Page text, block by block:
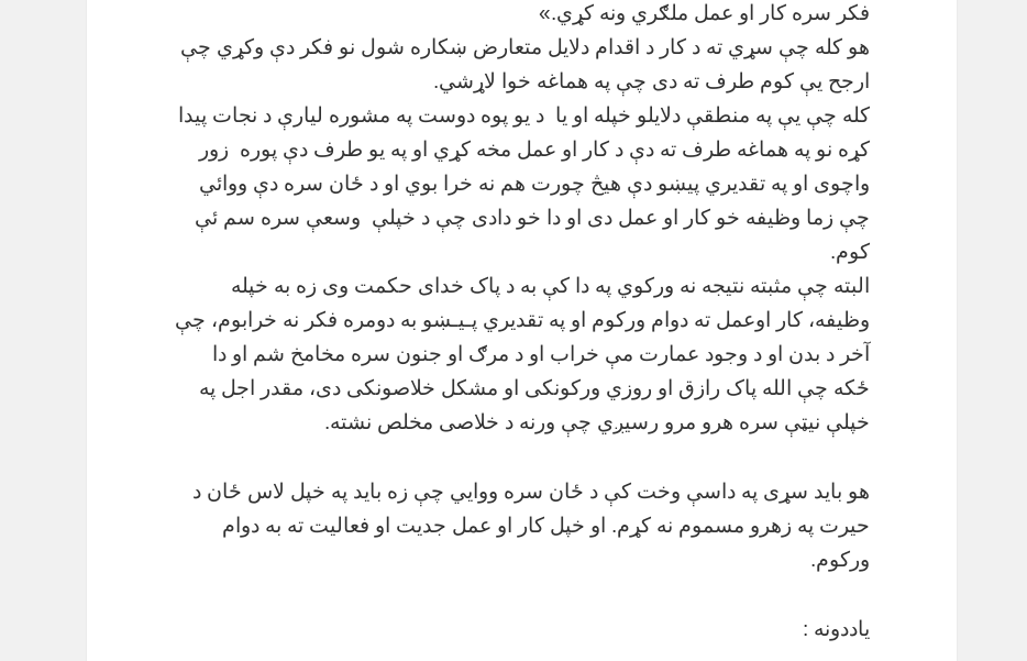
فکر سره کار او عمل ملګري ونه کړي.»
هو کله چې سړي ته د کار د اقدام دلایل متعارض ښکاره شول نو فکر دې وکړي چې
ارجح یې کوم طرف ته دی چې په هماغه خوا لاړشي.
کله چې یې په منطقې دلایلو خپله او یا د یو پوه دوست په مشوره لیارې د نجات پیدا
کړه نو په هماغه طرف ته دې د کار او عمل مخه کړي او په یو طرف دې پوره زور
واچوی او په تقدیري پیښو دې هیڅ چورت هم نه خرا بوي او د ځان سره دې ووائي
چې زما وظیفه خو کار او عمل دی او دا خو دادی چې د خپلې وسعې سره سم ئې
کوم.
البته چې مثبته نتیجه نه ورکوي په دا کې به د پاک خدای حکمت وی زه به خپله
وظیفه، کار اوعمل ته دوام ورکوم او په تقدیري پـیـښو به دومره فکر نه خرابوم، چې
آخر د بدن او د وجود عمارت مې خراب او د مرګ او جنون سره مخامخ شم او دا
ځکه چې الله پاک رازق او روزي ورکونکی او مشکل خلاصونکی دی، مقدر اجل په
خپلې نیټې سره هرو مرو رسیږي چې ورنه د خلاصی مخلص نشته.
هو باید سړی په داسې وخت کې د ځان سره ووایي چې زه باید په خپل لاس ځان د
حیرت په زهرو مسموم نه کړم. او خپل کار او عمل جدیت او فعالیت ته به دوام
ورکوم.
یاددونه :